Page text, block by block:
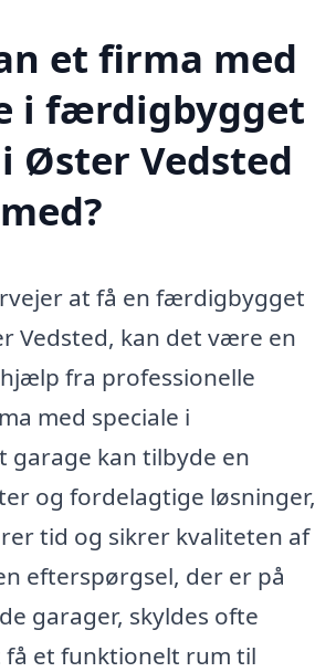
et firma med
i færdigbygget
Øster Vedsted
at få en færdigbygget
Vedsted, kan det være en
fra professionelle
med speciale i
kan tilbyde en
og fordelagtige løsninger,
tid og sikrer kvaliteten af
efterspørgsel, der er på
garager, skyldes ofte
få et funktionelt rum til